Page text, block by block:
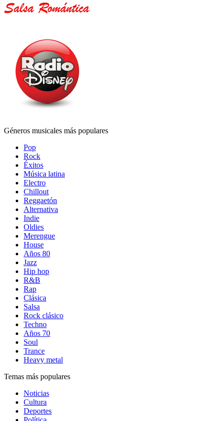
Géneros musicales más populares
Pop
Rock
Éxitos
Música latina
Electro
Chillout
Reggaetón
Alternativa
Indie
Oldies
Merengue
House
Años 80
Jazz
Hip hop
R&B
Rap
Clásica
Salsa
Rock clásico
Techno
Años 70
Soul
Trance
Heavy metal
Temas más populares
Noticias
Cultura
Deportes